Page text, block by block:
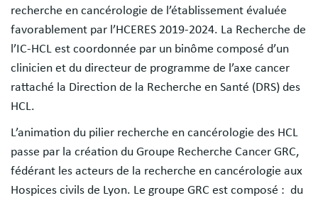
recherche en cancérologie de l’établissement évaluée
favorablement par l’HCERES 2019-2024. La Recherche de
l’IC-HCL est coordonnée par un binôme composé d’un
clinicien et du directeur de programme de l’axe cancer
rattaché la Direction de la Recherche en Santé (DRS) des
HCL.
L’animation du pilier recherche en cancérologie des HCL
passe par la création du Groupe Recherche Cancer GRC,
fédérant les acteurs de la recherche en cancérologie aux
Hospices civils de Lyon. Le groupe GRC est composé : du